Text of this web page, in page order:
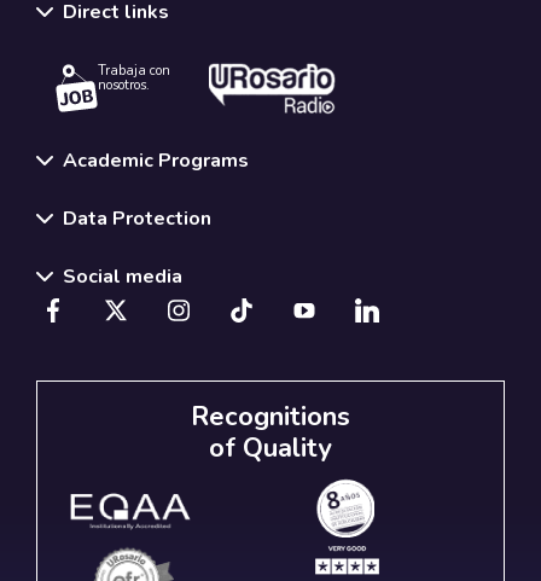
Direct links
Trabaja con
nosotros.
Academic Programs
Data Protection
Social media
Recognitions
of Quality